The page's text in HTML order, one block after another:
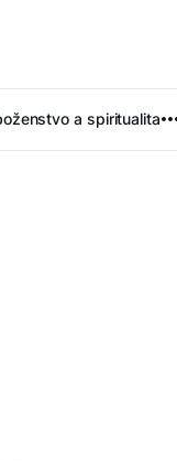
a spiritualita